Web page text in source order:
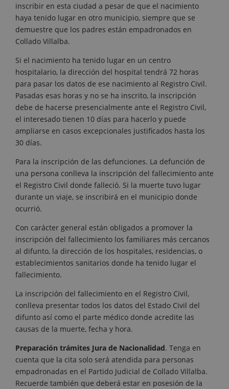
inscribir en esta ciudad a pesar de que el nacimiento
haya tenido lugar en otro municipio, siempre que se
demuestre que los padres están empadronados en
Collado Villalba.
Si el nacimiento ha tenido lugar en un centro
hospitalario, la dirección del hospital tendrá 72 horas
para pasar los datos de ese nacimiento al Registro Civil.
Pasadas esas horas y no se ha inscrito, la inscripción
debe de hacerse presencialmente ante el Registro Civil,
el interesado tienen 10 días para hacerlo y puede
ampliarse en casos excepcionales justificados hasta los
30 días.
Para la inscripción de las defunciones. La defunción de
una persona conlleva la inscripción del fallecimiento ante
el Registro Civil donde falleció. Si la muerte tuvo lugar
durante un viaje, se inscribirá en el municipio donde
ocurrió.
Con carácter general están obligados a promover la
inscripción del fallecimiento los familiares más cercanos
al difunto, la dirección de los hospitales, residencias, o
establecimientos sanitarios donde ha tenido lugar el
fallecimiento.
La inscripción del fallecimiento en el Registro Civil,
conlleva presentar todos los datos del Estado Civil del
difunto así como el parte médico donde acredite las
causas de la muerte, fecha y hora.
Preparación trámites Jura de Nacionalidad. Tenga en
cuenta que la cita solo será atendida para personas
empadronadas en el Partido Judicial de Collado Villalba.
Recuerde también que deberá estar en posesión de la